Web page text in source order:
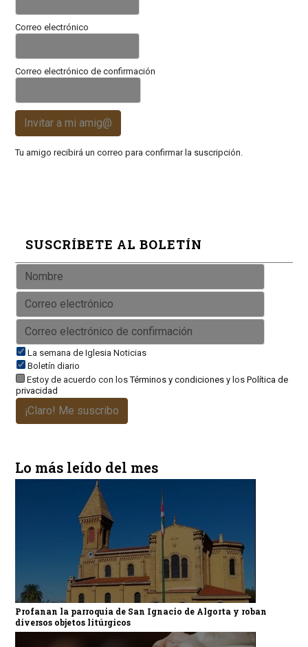
Correo electrónico
Correo electrónico de confirmación
Invitar a mi amig@
Tu amigo recibirá un correo para confirmar la suscripción.
SUSCRÍBETE AL BOLETÍN
La semana de Iglesia Noticias
Boletín diario
Estoy de acuerdo con losTérminos y condicionesy los Política de
privacidad
¡Claro! Me suscribo
Lo más leído del mes
Profanan la parroquia de San Ignacio de Algorta y roban
diversos objetos litúrgicos